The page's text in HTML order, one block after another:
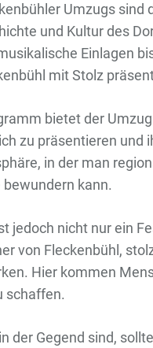
Umzugs sind
und Kultur des
Einlagen
mit Stolz
bietet der
zu präsentieren
in der man
kann.
jedoch nicht nur ein
von Fleckenbühl,
Hier kommen
schaffen.
der Gegend sind,